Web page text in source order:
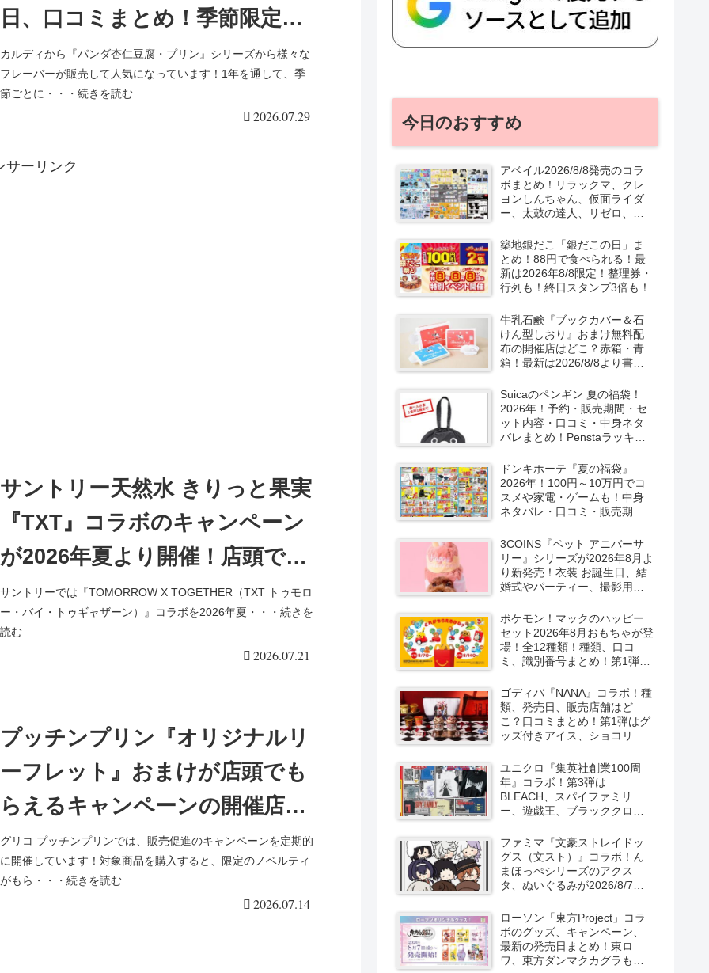
日、口コミまとめ！季節限定
も！最新はパンダ 珈琲杏仁豆腐
が2026年春から登場！
カルディから『パンダ杏仁豆腐・プリン』シリーズから様々な
フレーバーが販売して人気になっています！1年を通して、季
節ごとに・・・続きを読む
2026.07.29
サーリンク
サントリー天然水 きりっと果実
『TXT』コラボのキャンペーン
が2026年夏より開催！店頭でお
まけがもらえるキャンペーン
は？口コミ、種類まとめ！
サントリーでは『TOMORROW X TOGETHER（TXT トゥモロ
ー・バイ・トゥギャザーン）』コラボを2026年夏・・・続きを
読む
2026.07.21
プッチンプリン『オリジナルリ
ーフレット』おまけが店頭でも
らえるキャンペーンの開催店は
どこ？
グリコ プッチンプリンでは、販売促進のキャンペーンを定期的
に開催しています！対象商品を購入すると、限定のノベルティ
がもら・・・続きを読む
2026.07.14
今日のおすすめ
アベイル2026/8/8発売のコラ
ボまとめ！リラックマ、クレ
ヨンしんちゃん、仮面ライダ
ー、太鼓の達人、リゼロ、テ
口コミ、入荷数、行列、売り
切れ、整理券は？
築地銀だこ「銀だこの日」ま
とめ！88円で食べられる！最
新は2026年8/8限定！整理券・
行列も！終日スタンプ3倍も！
牛乳石鹸『ブックカバー＆石
けん型しおり』おまけ無料配
布の開催店はどこ？赤箱・青
箱！最新は2026/8/8より書店
Suicaのペンギン 夏の福袋！
2026年！予約・販売期間・セ
ット内容・口コミ・中身ネタ
バレまとめ！Penstaラッキー
2026/8/8より新発売！
ドンキホーテ『夏の福袋』
2026年！100円～10万円でコ
スメや家電・ゲームも！中身
ネタバレ・口コミ・販売期
3COINS『ペット アニバーサ
リー』シリーズが2026年8月よ
り新発売！衣装 お誕生日、結
婚式やパーティー、撮影用グ
ポケモン！マックのハッピー
セット2026年8月おもちゃが登
場！全12種類！種類、口コ
ミ、識別番号まとめ！第1弾は
ゴディバ『NANA』コラボ！種
類、発売日、販売店舗はど
こ？口コミまとめ！第1弾はグ
ッズ付きアイス、ショコリキ
より新発売！第2弾は限定チョ
コレートなどが2026年10月？
再販売は？
ユニクロ『集英社創業100周
年』コラボ！第3弾は
BLEACH、スパイファミリ
ー、遊戯王、ブラッククロー
の半袖Tシャツが2026/8/7より
新発売！
ファミマ『文豪ストレイドッ
グス（文スト）』コラボ！ん
まほっぺシリーズのアクス
タ、ぬいぐるみが2026/8/7～
ローソン「東方Project」コラ
ボのグッズ、キャンペーン、
最新の発売日まとめ！東ロ
ワ、東方ダンマクカグラも！